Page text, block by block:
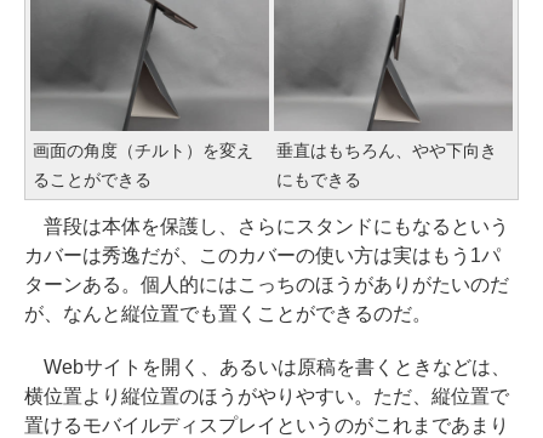
画面の角度（チルト）を変え
ることができる
垂直はもちろん、やや下向き
にもできる
普段は本体を保護し、さらにスタンドにもなるという
カバーは秀逸だが、このカバーの使い方は実はもう1パ
ターンある。個人的にはこっちのほうがありがたいのだ
が、なんと縦位置でも置くことができるのだ。
Webサイトを開く、あるいは原稿を書くときなどは、
横位置より縦位置のほうがやりやすい。ただ、縦位置で
置けるモバイルディスプレイというのがこれまであまり